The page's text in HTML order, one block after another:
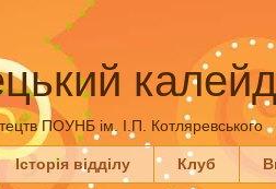
ПОУНБ ім. І.П. Котляревського
Історія відділу Клуб